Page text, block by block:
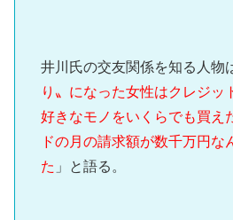
井川氏の交友関係を知る人物
り〟になった女性はクレジッ
好きなモノをいくらでも買え
ドの月の請求額が数千万円な
た 」と語る。